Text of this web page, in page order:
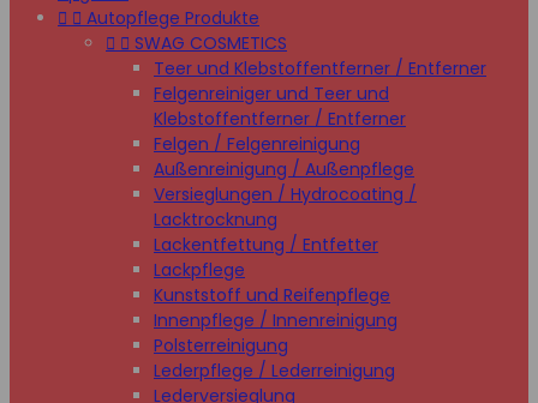
  Autopflege Produkte
  SWAG COSMETICS
Teer und Klebstoffentferner / Entferner
Felgenreiniger und Teer und
Klebstoffentferner / Entferner
Felgen / Felgenreinigung
Außenreinigung / Außenpflege
Versieglungen / Hydrocoating /
Lacktrocknung
Lackentfettung / Entfetter
Lackpflege
Kunststoff und Reifenpflege
Innenpflege / Innenreinigung
Polsterreinigung
Lederpflege / Lederreinigung
Lederversieglung